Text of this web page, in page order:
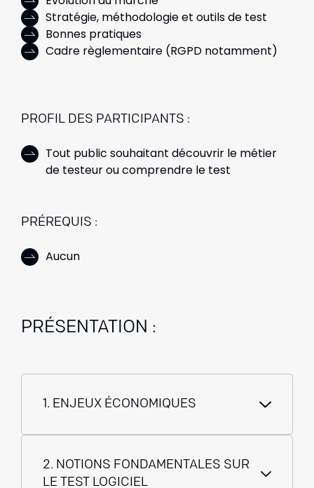
Stratégie, méthodologie et outils de test
Bonnes pratiques
Cadre règlementaire (RGPD notamment)
PROFIL DES PARTICIPANTS :
Tout public souhaitant découvrir le métier
de testeur ou comprendre le test
PRÉREQUIS :
Aucun
PRÉSENTATION :
1. ENJEUX ÉCONOMIQUES
2. NOTIONS FONDAMENTALES SUR
LE TEST LOGICIEL